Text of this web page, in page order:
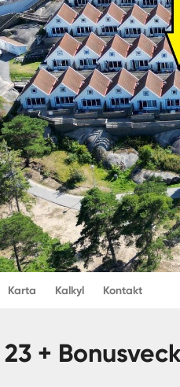
Karta Kalkyl Kontakt
+